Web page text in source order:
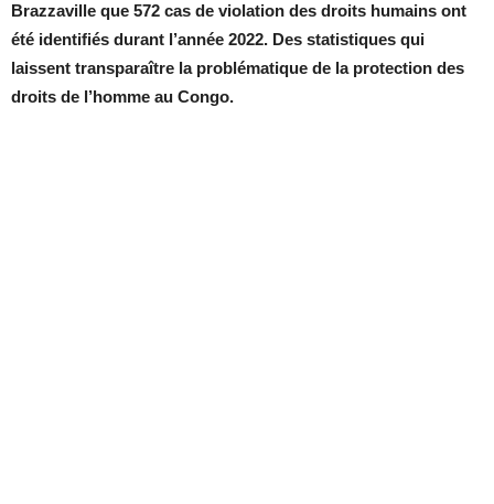
Brazzaville que 572 cas de violation des droits humains ont
été identifiés durant l’année 2022. Des statistiques qui
laissent transparaître la problématique de la protection des
droits de l’homme au Congo.